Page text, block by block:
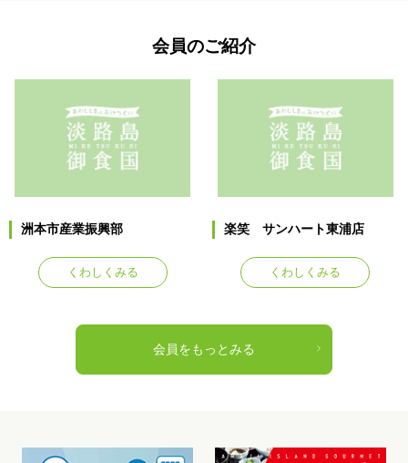
鱧供養祭が行われました(*^-^*)
会員のご紹介
洲本市産業振興部
くわしくみる
楽笑 サンハート東浦店
くわしくみる
会員をもっとみる